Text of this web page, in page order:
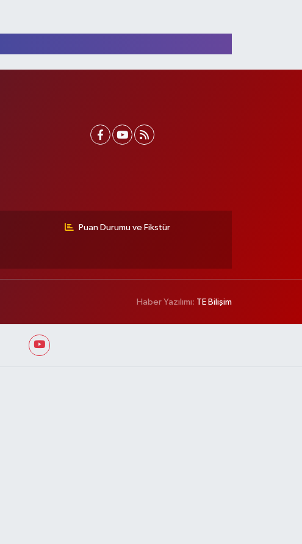
Puan Durumu ve Fikstür
Haber Yazılımı: TE Bilişim